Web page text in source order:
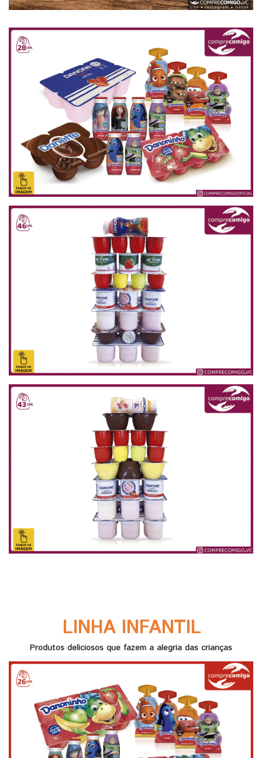
LINHA INFANTIL
Produtos deliciosos que fazem a alegria das crianças